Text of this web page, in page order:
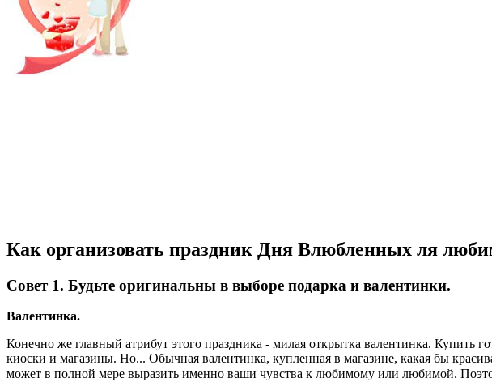
Как организовать праздник Дня Влюбленных ля
Совет 1. Будьте оригинальны в выборе подарка и валентинки.
Валентинка.
Конечно же главный атрибут этого праздника - милая открытка валентинка. Купить
киоски и магазины. Но... Обычная валентинка, купленная в магазине, какая бы
может в полной мере выразить именно ваши чувства к любимому или любимой.